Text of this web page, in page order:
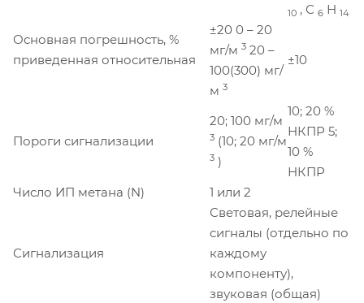
Основная погрешность, %
приведенная относительная
10 , С 6 Н 14
±20 0 – 20
мг/м 3 20 –
100(300) мг/
м 3
±10
Пороги сигнализации
20; 100 мг/м
3 (10; 20 мг/м
3 )
10; 20 %
НКПР 5;
10 %
НКПР
Число ИП метана (N)
1 или 2
Сигнализация
Световая, релейные
сигналы (отдельно по
каждому
компоненту),
звуковая (общая)